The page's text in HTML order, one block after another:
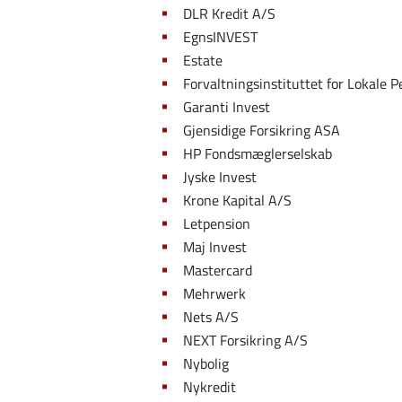
DLR Kredit A/S
EgnsINVEST
Estate
Forvaltningsinstituttet for Lokale
Garanti Invest
Gjensidige Forsikring ASA
HP Fondsmæglerselskab
Jyske Invest
Krone Kapital A/S
Letpension
Maj Invest
Mastercard
Mehrwerk
Nets A/S
NEXT Forsikring A/S
Nybolig
Nykredit